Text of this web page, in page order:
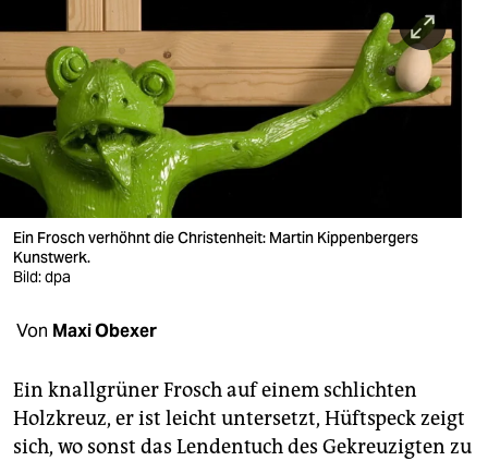
berlin
nord
wahrheit
verlag
verlag
veranstaltungen
unterstützen
abo
Ein Frosch verhöhnt die Christenheit: Martin Kippenbergers
Kunstwerk.
Bild: dpa
Von Maxi Obexer
Ein knallgrüner Frosch auf einem schlichten
Holzkreuz, er ist leicht untersetzt, Hüftspeck zeigt
sich, wo sonst das Lendentuch des Gekreuzigten zu